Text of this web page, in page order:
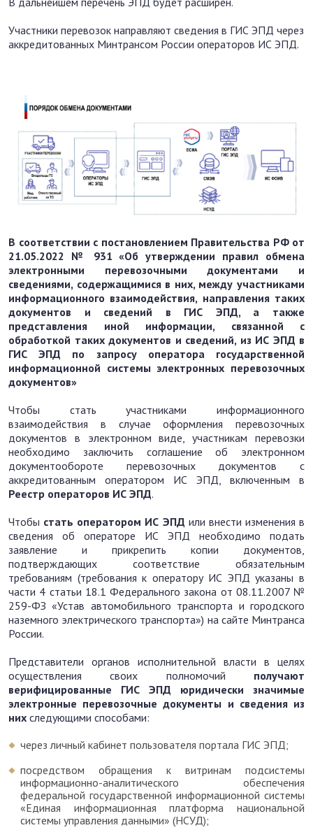
Участники перевозок направляют сведения в ГИС ЭПД через
аккредитованных Минтрансом России операторов ИС ЭПД.
В соответствии с постановлением Правительства РФ от
21.05.2022 № 931 «Об утверждении правил обмена
электронными перевозочными документами и
сведениями, содержащимися в них, между участниками
информационного взаимодействия, направления таких
документов и сведений в ГИС ЭПД, а также
представления иной информации, связанной с
обработкой таких документов и сведений, из ИС ЭПД в
ГИС ЭПД по запросу оператора государственной
информационной системы электронных перевозочных
документов»
Чтобы стать участниками информационного
взаимодействия в случае оформления перевозочных
документов в электронном виде, участникам перевозки
необходимо заключить соглашение об электронном
документообороте перевозочных документов с
аккредитованным оператором ИС ЭПД, включенным в
Реестр операторов ИС ЭПД.
Чтобы стать оператором ИС ЭПД или внести изменения в
сведения об операторе ИС ЭПД необходимо подать
заявление и прикрепить копии документов,
подтверждающих соответствие обязательным
требованиям (требования к оператору ИС ЭПД указаны в
части 4 статьи 18.1 Федерального закона от 08.11.2007 №
259-ФЗ «Устав автомобильного транспорта и городского
наземного электрического транспорта») на сайте Минтранса
России.
Представители органов исполнительной власти в целях
осуществления своих полномочий получают
верифицированные ГИС ЭПД
юридически значимые
электронные перевозочные документы и сведения из
них следующими способами:
через личный кабинет пользователя портала ГИС ЭПД;
посредством обращения к витринам подсистемы
информационно-аналитического обеспечения
федеральной государственной информационной системы
«Единая информационная платформа национальной
системы управления данными» (НСУД);